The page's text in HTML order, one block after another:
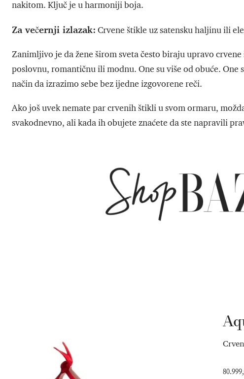
nakitom. Ključ je u harmoniji boja.
Za večernji izlazak: Crvene štikle uz satensku haljinu ili
Zanimljivo je da žene širom sveta često biraju upravo
poslovnu, romantičnu ili modnu. One su više od obuće. One
način da izrazimo sebe bez ijedne izgovorene reči.
Ako još uvek nemate par crvenih štikli u svom ormaru,
svakodnevno, ali kada ih obujete znaćete da ste napravili